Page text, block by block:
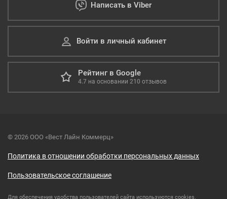
Написать в Viber
Войти в личный кабинет
Рейтинг в Google
4.7 на основании 210 отзывов
© 2026 ООО «Вест Лайн Коммерц»
Политика в отношении обработки персональных данных
Пользовательское соглашение
Для обеспечения удобства пользователей сайта используются cookies.